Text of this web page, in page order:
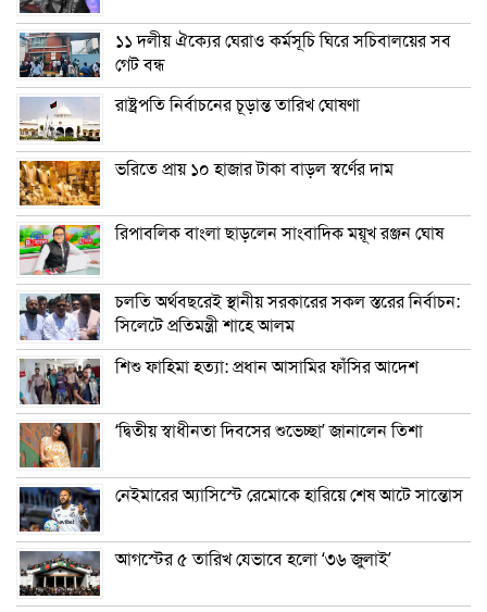
১১ দলীয় ঐক্যের ঘেরাও কর্মসূচি ঘিরে সচিবালয়ের সব
গেট বন্ধ
রাষ্ট্রপতি নির্বাচনের চূড়ান্ত তারিখ ঘোষণা
ভরিতে প্রায় ১০ হাজার টাকা বাড়ল স্বর্ণের দাম
রিপাবলিক বাংলা ছাড়লেন সাংবাদিক ময়ূখ রঞ্জন ঘোষ
চলতি অর্থবছরেই স্থানীয় সরকারের সকল স্তরের নির্বাচন:
সিলেটে প্রতিমন্ত্রী শাহে আলম
শিশু ফাহিমা হত্যা: প্রধান আসামির ফাঁসির আদেশ
‘দ্বিতীয় স্বাধীনতা দিবসের শুভেচ্ছা’ জানালেন তিশা
নেইমারের অ্যাসিস্টে রেমোকে হারিয়ে শেষ আটে সান্তোস
আগস্টের ৫ তারিখ যেভাবে হলো ‘৩৬ জুলাই’